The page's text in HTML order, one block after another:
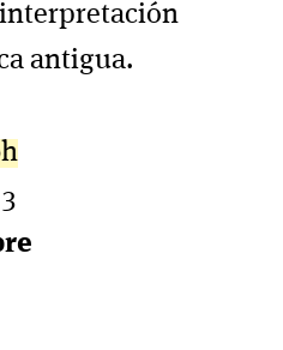
antigua.